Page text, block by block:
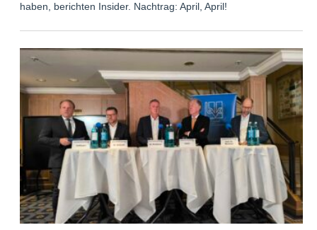
haben, berichten Insider. Nachtrag: April, April!